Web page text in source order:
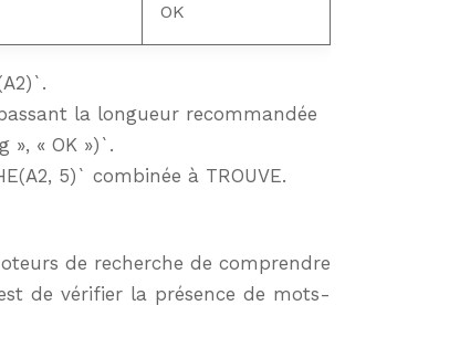
OK
la longueur recommandée
», « OK »)`.
5)` combinée à TROUVE.
de recherche de comprendre
de vérifier la présence de mots-